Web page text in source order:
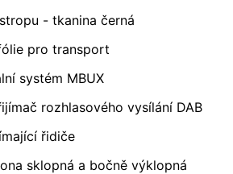
- tkanina černá
pro transport
systém MBUX
rozhlasového vysílání DAB
řidiče
sklopná a bočně výklopná